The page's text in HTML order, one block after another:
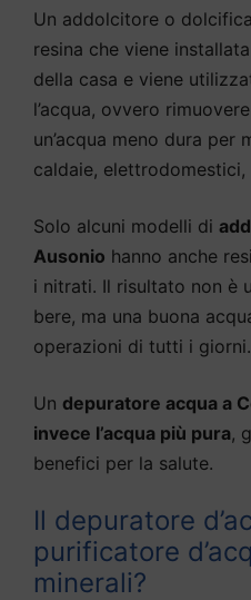
Un addolcitore o
resina che viene installata
della casa e viene
l’acqua, ovvero
un’acqua meno dura per
caldaie, elettrodomestici,
Solo alcuni modelli di
Ausonio hanno anche
i nitrati. Il risultato non è
bere, ma una buona
operazioni di tutti i giorni.
Un depuratore acqua a
invece l’acqua più pura,
benefici per la salute.
Il depuratore
purificatore
minerali?